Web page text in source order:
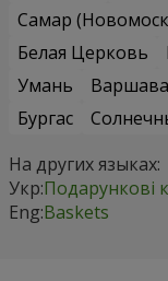
Самар
Белая Церковь
Умань
Варшава
Бургас
На других языках:
Укр:Подарункові
Eng:Baskets